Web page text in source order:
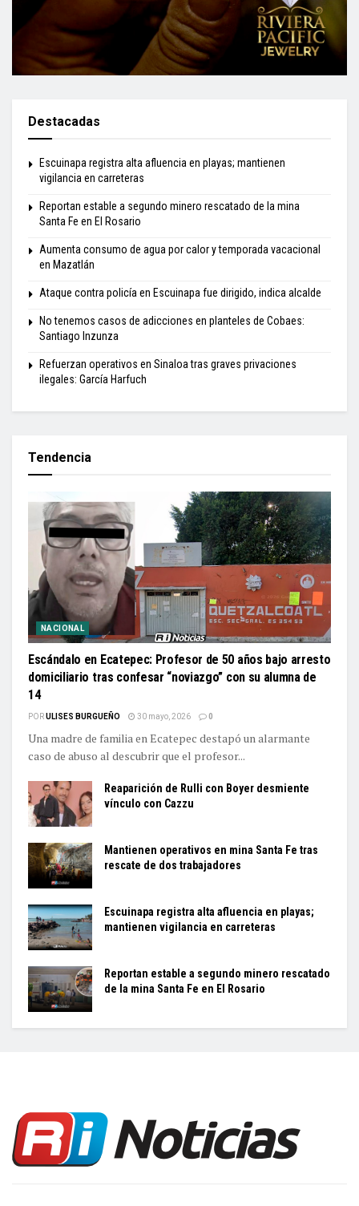
Destacadas
Escuinapa registra alta afluencia en playas; mantienen
vigilancia en carreteras
Reportan estable a segundo minero rescatado de la mina
Santa Fe en El Rosario
Aumenta consumo de agua por calor y temporada vacacional
en Mazatlán
Ataque contra policía en Escuinapa fue dirigido, indica alcalde
No tenemos casos de adicciones en planteles de Cobaes:
Santiago Inzunza
Refuerzan operativos en Sinaloa tras graves privaciones
ilegales: García Harfuch
Tendencia
NACIONAL
Escándalo en Ecatepec: Profesor de 50 años bajo arresto
domiciliario tras confesar “noviazgo” con su alumna de
14
PORULISES BURGUEÑO 30 mayo, 2026 0
Una madre de familia en Ecatepec destapó un alarmante
caso de abuso al descubrir que el profesor...
Reaparición de Rulli con Boyer desmiente
vínculo con Cazzu
Mantienen operativos en mina Santa Fe tras
rescate de dos trabajadores
Escuinapa registra alta afluencia en playas;
mantienen vigilancia en carreteras
Reportan estable a segundo minero rescatado
de la mina Santa Fe en El Rosario